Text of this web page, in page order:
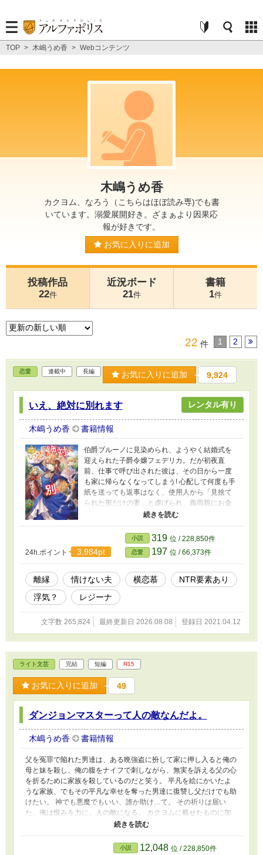
TOP > 木嶋うめ香 > Webコンテンツ
木嶋うめ香
カクヨム、なろう（こちらはほぼ読み専)でも書
いています。溺愛展開好き。ざまぁより因果応
報が好きです。
お気に入りに追加
投稿作品
22件
近況ボード
21件
書籍
1件
22 件 1 2
恋愛 連載中 長編 お気に入りに追加 9,924
いえ、絶対に別れます レンタル有り
木嶋うめ香 書籍情報
伯爵ブルーノに見染められ、ようやく結婚式を
迎えられた子爵令嬢フェデリカ。だが初夜直
前、仕事で呼び出された彼は、その日から一度
も家に帰らなくなってしまう! 心配して何度も手
紙を送っても返事はなく、使用人から「見捨て
られた形だけの妻」と虐げられ、義両親にお金
をせびられるという地獄の日々。一年後、限界
を迎えたフェデリカは、白い結婚を理由に離
縁。そして、自分の手で幸せを掴もうと、薬師
かつ錬金術師として新たな人生の一歩を踏み出
した。しかし、ある日「戻ってきてくれない
か」と懇願する元夫がやって来る。さらには、
予想外なあの人まで現れて 皆様のお陰で拙作
『いえ、絶対に別れます』は、第16回恋愛小説
大賞で優秀賞を頂き、レジーナブックス様より
24h.ポイント 3,984pt
小説 319 位 / 228,850件
恋愛 197 位 / 66,373件
離縁 情けない夫 横恋慕
NTR要素あり
浮気？
レジーナ
文字数 265,824 最終更新日 2026.08.08 登録日 2021.04.12
ライト文芸 完結 短編 R15
お気に入りに追加 49
ダンジョンマスターって人の敵なんだよ。
木嶋うめ香 書籍情報
父を冤罪で陥れた男達は、ある晩強盗に扮して家に押し入ると俺の
母と妹を殺し、俺の腹をナイフで刺しながら、無実を訴える父の心
を折るために家族を殺しているのだと笑う。 平凡を絵にかいたよ
うな家族、でもその平凡な幸せを奪った男達に復讐し父だけでも助
けたい。 神でも悪魔でもいい、誰か助け…て。 その祈りは届い
た、俺は恨みを力に、人の敵になる。 カクヨムに載せたものに加
筆修正しています。 読後感良くありませんので、予めご了承くだ
さい。
小説 12,048 位 / 228,850件